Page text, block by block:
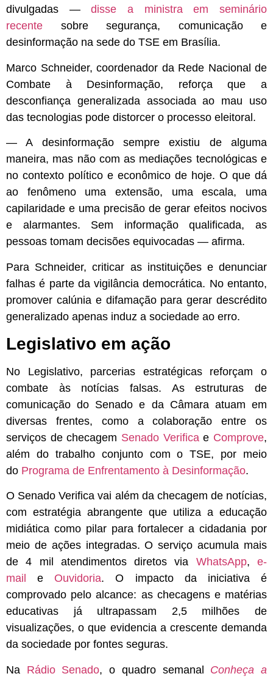
divulgadas —disse a ministra em seminário
recente
sobre segurança, comunicação e
desinformação na sede do TSE em Brasília.
Marco Schneider, coordenador da Rede Nacional de
Combate à Desinformação, reforça que a
desconfiança generalizada associada ao mau uso
das tecnologias pode distorcer o processo eleitoral.
— A desinformação sempre existiu de alguma
maneira, mas não com as mediações tecnológicas e
no contexto político e econômico de hoje. O que dá
ao fenômeno uma extensão, uma escala, uma
capilaridade e uma precisão de gerar efeitos nocivos
e alarmantes. Sem informação qualificada, as
pessoas tomam decisões equivocadas — afirma.
Para Schneider, criticar as instituições e denunciar
falhas é parte da vigilância democrática. No entanto,
promover calúnia e difamação para gerar descrédito
generalizado apenas induz a sociedade ao erro.
Legislativo em ação
No Legislativo, parcerias estratégicas reforçam o
combate às notícias falsas. As estruturas de
comunicação do Senado e da Câmara atuam em
diversas frentes, como a colaboração entre os
serviços de checagem Senado Verifica e Comprove,
além do trabalho conjunto com o TSE, por meio
do Programa de Enfrentamento à Desinformação.
O Senado Verifica vai além da checagem de notícias,
com estratégia abrangente que utiliza a educação
midiática como pilar para fortalecer a cidadania por
meio de ações integradas. O serviço acumula mais
de 4 mil atendimentos diretos via
WhatsApp,
e-
mail
e Ouvidoria. O impacto da iniciativa é
comprovado pelo alcance: as checagens e matérias
educativas já ultrapassam 2,5 milhões de
visualizações, o que evidencia a crescente demanda
da sociedade por fontes seguras.
Na Rádio Senado, o quadro semanal Conheça a